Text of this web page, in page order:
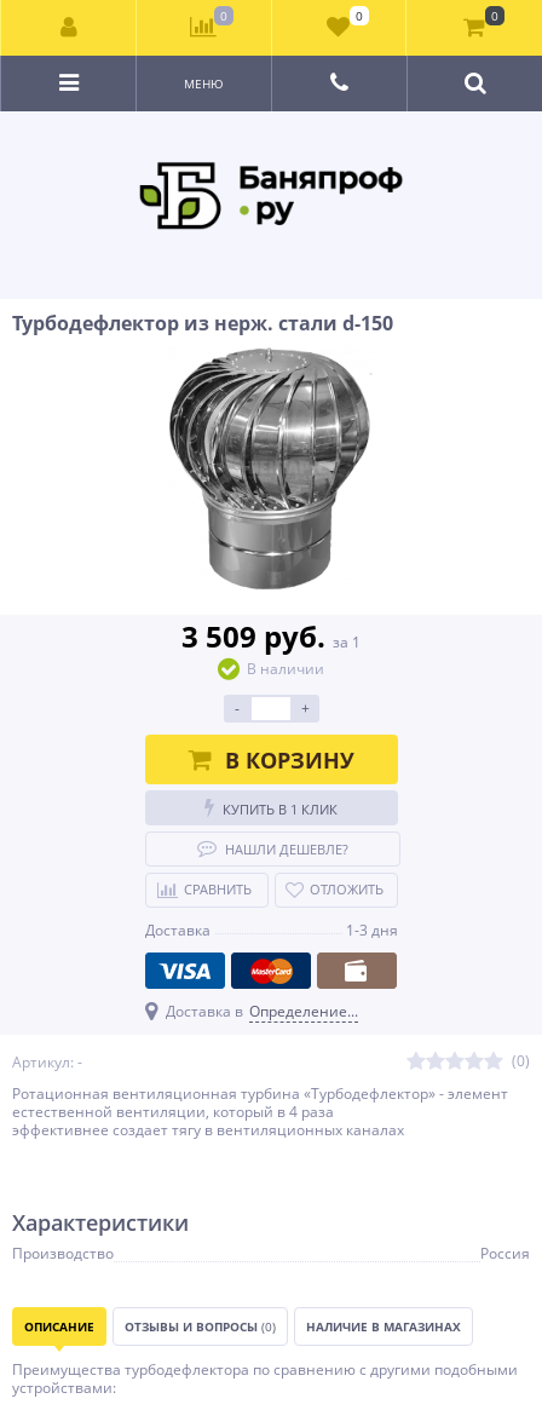
МЕНЮ
Турбодефлектор из нерж. стали d-150
Артикул: -
(0)
Ротационная вентиляционная турбина «Турбодефлектор» - элемент
естественной вентиляции, который в 4 раза
эффективнее создает тягу в вентиляционных каналах
3 509 руб. за 1
В наличии
-
+
В КОРЗИНУ
КУПИТЬ В 1 КЛИК
НАШЛИ ДЕШЕВЛЕ?
СРАВНИТЬ ОТЛОЖИТЬ
Доставка 1-3 дня
Доставка в Определение...
Характеристики
Производство Россия
ОПИСАНИЕ ОТЗЫВЫ И ВОПРОСЫ (0) НАЛИЧИЕ В МАГАЗИНАХ
Преимущества турбодефлектора по сравнению с другими подобными
устройствами:
0 0 0